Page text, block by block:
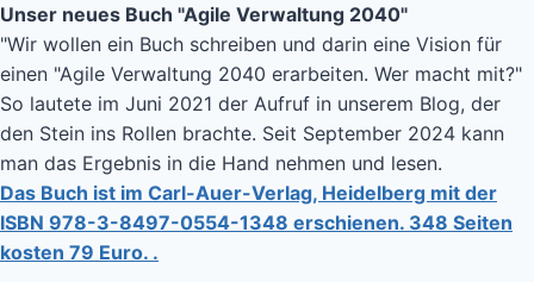
Unser neues Buch "Agile Verwaltung 2040"
"Wir wollen ein Buch schreiben und darin eine Vision für
einen "Agile Verwaltung 2040 erarbeiten. Wer macht mit?"
So lautete im Juni 2021 der Aufruf in unserem Blog, der
den Stein ins Rollen brachte. Seit September 2024 kann
man das Ergebnis in die Hand nehmen und lesen.
Das Buch ist im Carl-Auer-Verlag, Heidelberg mit der
ISBN 978-3-8497-0554-1348 erschienen. 348 Seiten
kosten 79 Euro. .